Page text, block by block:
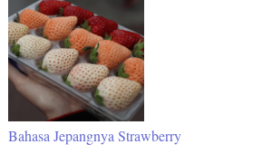
Bahasa Jepangnya Strawberry